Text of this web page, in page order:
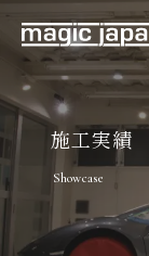
施工実績
Showcase